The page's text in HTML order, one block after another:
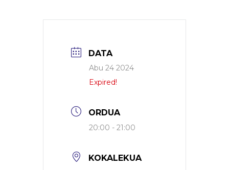
DATA
Abu 24 2024
Expired!
ORDUA
20:00 - 21:00
KOKALEKUA